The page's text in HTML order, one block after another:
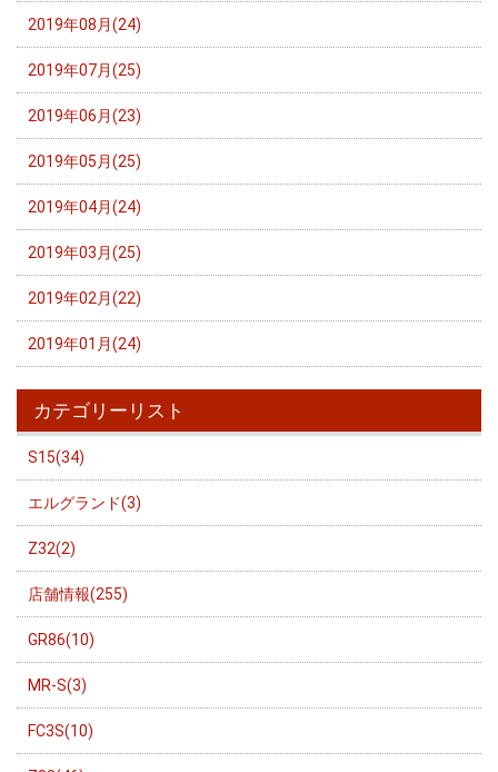
2019年08月(24)
2019年07月(25)
2019年06月(23)
2019年05月(25)
2019年04月(24)
2019年03月(25)
2019年02月(22)
2019年01月(24)
カテゴリーリスト
S15(34)
エルグランド(3)
Z32(2)
店舗情報(255)
GR86(10)
MR-S(3)
FC3S(10)